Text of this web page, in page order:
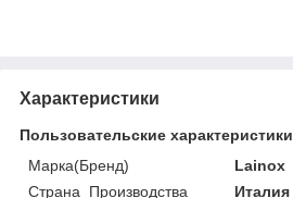
Характеристики
Пользовательские характеристики
Марка(Бренд)
Lainox
Страна_Производства
Италия